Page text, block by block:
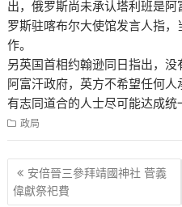
出，俄罗斯尚未承认塔利班是
罗斯驻喀布尔大使馆发言人指
作。
另英国首相约翰逊同日指出，
阿富汗政府，英方不希望任何
有志同道合的人士尽可能达成统
政局
文
章
安倍晉三參拜靖國神社 菅義
偉獻祭祀費